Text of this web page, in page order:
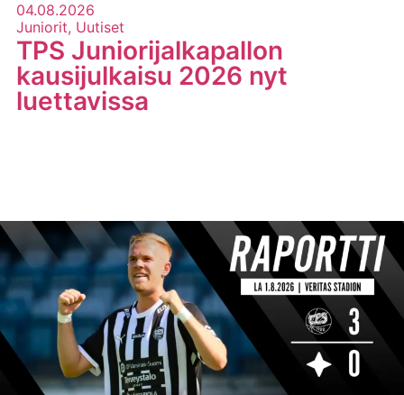
04.08.2026
Juniorit, Uutiset
TPS Juniorijalkapallon
kausijulkaisu 2026 nyt
luettavissa